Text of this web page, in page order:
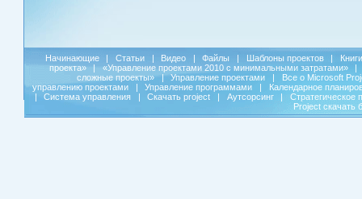
Начинающие | Статьи | Видео | Файлы | Шаблоны проектов |
Книги
проекта»
| «Управление проектами 2010 с минимальными затратами»
|
сложные проекты»
| Управление проектами |
Все о Microsoft
управлению проектами
| Управление программами |
Календарное
|
Система управления | Скачать project | Аутсорсинг |
Стратегическое
Project скачать